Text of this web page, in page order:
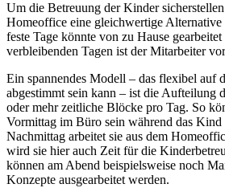
Um die Betreuung der Kinder
Homeoffice eine gleichwertige
feste Tage könnte von zu Hause
verbleibenden Tagen ist der Mitarbeiter
Ein spannendes Modell – das flexibel auf
abgestimmt sein kann – ist die Aufteilung
oder mehr zeitliche Blöcke pro Tag. So
Vormittag im Büro sein während das
Nachmittag arbeitet sie aus dem
wird sie hier auch Zeit für die
können am Abend beispielsweise noch
Konzepte ausgearbeitet werden.